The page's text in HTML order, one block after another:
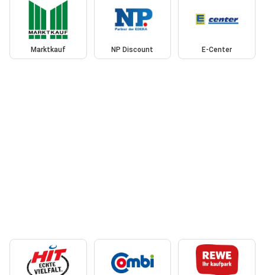
Marktkauf NP Discount E-Center